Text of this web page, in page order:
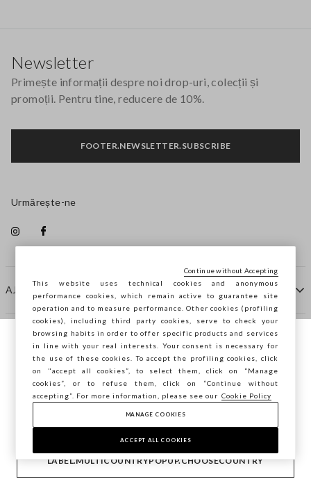
AJUTOR
COMPANIE
CONTACTE
Newsletter
Primește informații despre noi drop-uri, colecții și
promoții. Pentru tine, reducere de 10%.
FOOTER.NEWSLETTER.SUBSCRIBE
Urmărește-ne
Copyright © Ovs S.p.A. P.Iva 04240010274 - Cap. Soc.
290.923.470 -2.4.0
Navighezi pe STEFANEL Italia, vrei să
salvezi locația ta?
CONFIRMĂ
LABEL.MULTICOUNTRYPOPUP.CHOOSECOUNTRY
footer.item.country România
This website uses technical cookies and anonymous
performance cookies, which remain active to guarantee site
operation and to measure performance. Other cookies (profiling
cookies), including third party cookies, serve to check your
browsing habits in order to offer specific products and services
in line with your real interests. Your consent is necessary for
the use of these cookies. To accept the profiling cookies, click
on "accept all cookies”, to select them, click on “Manage
cookies”, or to refuse them, click on “Continue without
accepting”. For more information, please see our Cookie Policy
MANAGE COOKIES
ACCEPT ALL COOKIES
Continue without Accepting